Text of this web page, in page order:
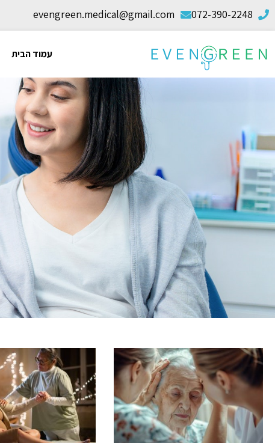
072-390-2248
evengreen.medical@gmail.com
עמוד הבית